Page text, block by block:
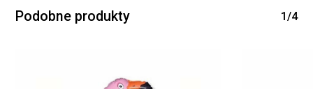
Podobne produkty 1/4